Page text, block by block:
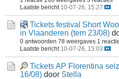
Laatste bericht 10-07-26, 15:27
Tickets festival Short
in Vlaanderen (tem 23/08)
0 antwoorden 78 weergaves 1 reactie
Laatste bericht 10-07-26, 15:03
Tickets AP Florentina
16/08) door Stella